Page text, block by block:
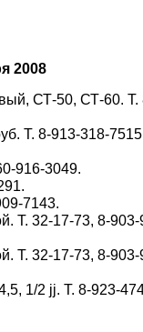
2008
СТ-50, СТ-60. Т.
Т. 8-913-318-
916-3049.
7143.
Т. 32-17-73, 8-
Т. 32-17-73, 8-
1/2 jj. Т. 8-923-